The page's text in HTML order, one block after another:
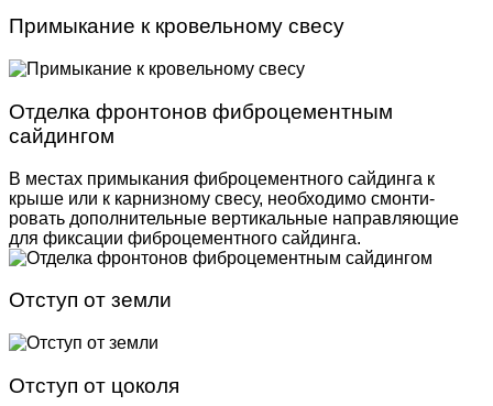
Примыкание к кровельному свесу
Отделка фронтонов фиброцементным
сайдингом
В местах примыкания фиброцементного сайдинга к
крыше или к карнизному свесу, необходимо смонти­
ровать дополнительные вертикальные направляю­щие
для фиксации фиброцементного сайдинга.
Отступ от земли
Отступ от цоколя